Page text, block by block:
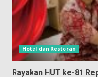
Hotel dan Restoran
Rayakan HUT ke-81